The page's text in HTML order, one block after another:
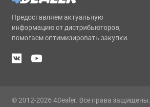
Предоставляем актуальную
информацию от дистрибьюторов,
помогаем оптимизировать закупки.
© 2012-2026 4Dealer. Все права защищены.